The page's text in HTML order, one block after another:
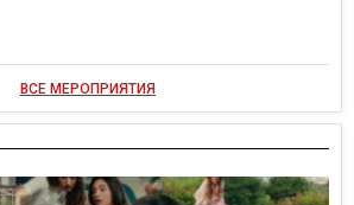
ВСЕ МЕРОПРИЯТИЯ